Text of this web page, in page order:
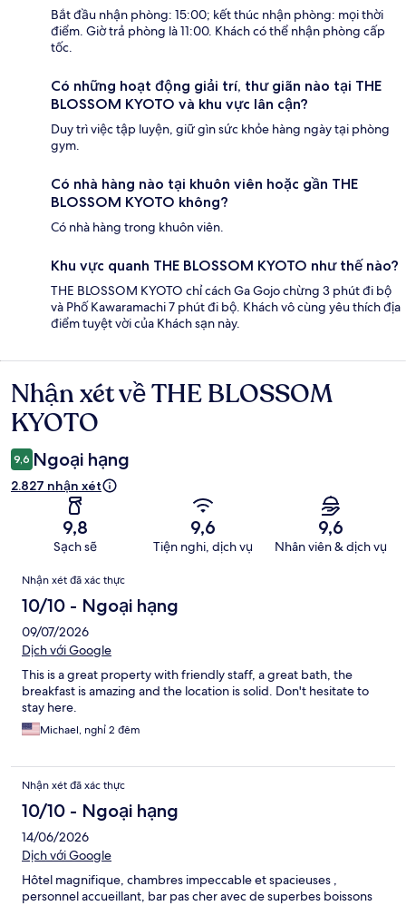
Bắt đầu nhận phòng: 15:00; kết thúc nhận phòng: mọi thời
điểm. Giờ trả phòng là 11:00. Khách có thể nhận phòng cấp
tốc.
Có những hoạt động giải trí, thư giãn nào tại THE
BLOSSOM KYOTO và khu vực lân cận?
Duy trì việc tập luyện, giữ gìn sức khỏe hàng ngày tại phòng
gym.
Có nhà hàng nào tại khuôn viên hoặc gần THE
BLOSSOM KYOTO không?
Có nhà hàng trong khuôn viên.
Khu vực quanh THE BLOSSOM KYOTO như thế nào?
THE BLOSSOM KYOTO chỉ cách Ga Gojo chừng 3 phút đi bộ
và Phố Kawaramachi 7 phút đi bộ. Khách vô cùng yêu thích địa
điểm tuyệt vời của Khách sạn này.
Nhận
xét
Nhận xét về THE BLOSSOM
KYOTO
9,6 Ngoại hạng
2.827 nhận xét
9,8
Sạch sẽ
9,6
Tiện nghi, dịch vụ
9,6
Nhân viên & dịch vụ
Nhận
xét
Nhận xét đã xác thực
10/10 - Ngoại hạng
09/07/2026
Dịch với Google
This is a great property with friendly staff, a great bath, the
breakfast is amazing and the location is solid. Don't hesitate to
stay here.
Michael, nghỉ 2 đêm
Nhận xét đã xác thực
10/10 - Ngoại hạng
14/06/2026
Dịch với Google
Hôtel magnifique, chambres impeccable et spacieuses ,
personnel accueillant, bar pas cher avec de superbes boissons